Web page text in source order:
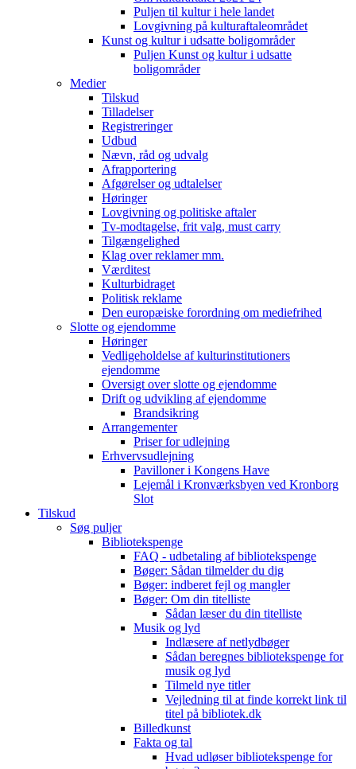
Puljen til kultur i hele landet
Lovgivning på kulturaftaleområdet
Kunst og kultur i udsatte boligområder
Puljen Kunst og kultur i udsatte
boligområder
Medier
Tilskud
Tilladelser
Registreringer
Udbud
Nævn, råd og udvalg
Afrapportering
Afgørelser og udtalelser
Høringer
Lovgivning og politiske aftaler
Tv-modtagelse, frit valg, must carry
Tilgængelighed
Klag over reklamer mm.
Værditest
Kulturbidraget
Politisk reklame
Den europæiske forordning om mediefrihed
Slotte og ejendomme
Høringer
Vedligeholdelse af kulturinstitutioners
ejendomme
Oversigt over slotte og ejendomme
Drift og udvikling af ejendomme
Brandsikring
Arrangementer
Priser for udlejning
Erhvervsudlejning
Pavilloner i Kongens Have
Lejemål i Kronværksbyen ved Kronborg
Slot
Tilskud
Søg puljer
Bibliotekspenge
FAQ - udbetaling af bibliotekspenge
Bøger: Sådan tilmelder du dig
Bøger: indberet fejl og mangler
Bøger: Om din titelliste
Sådan læser du din titelliste
Musik og lyd
Indlæsere af netlydbøger
Sådan beregnes bibliotekspenge for
musik og lyd
Tilmeld nye titler
Vejledning til at finde korrekt link til
titel på bibliotek.dk
Billedkunst
Fakta og tal
Hvad udløser bibliotekspenge for